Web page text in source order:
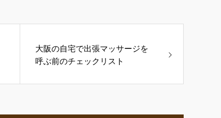
大阪の自宅で出張マッサージを
呼ぶ前のチェックリスト